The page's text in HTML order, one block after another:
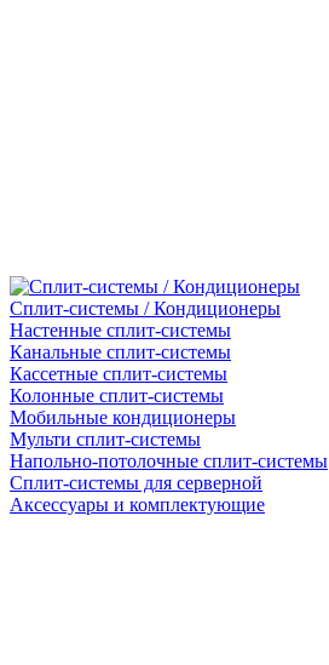
Сплит-системы / Кондиционеры
Настенные сплит-системы
Канальные сплит-системы
Кассетные сплит-системы
Колонные сплит-системы
Мобильные кондиционеры
Мульти сплит-системы
Напольно-потолочные сплит-системы
Сплит-системы для серверной
Аксессуары и комплектующие